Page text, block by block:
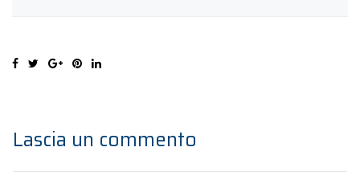
Lascia un commento